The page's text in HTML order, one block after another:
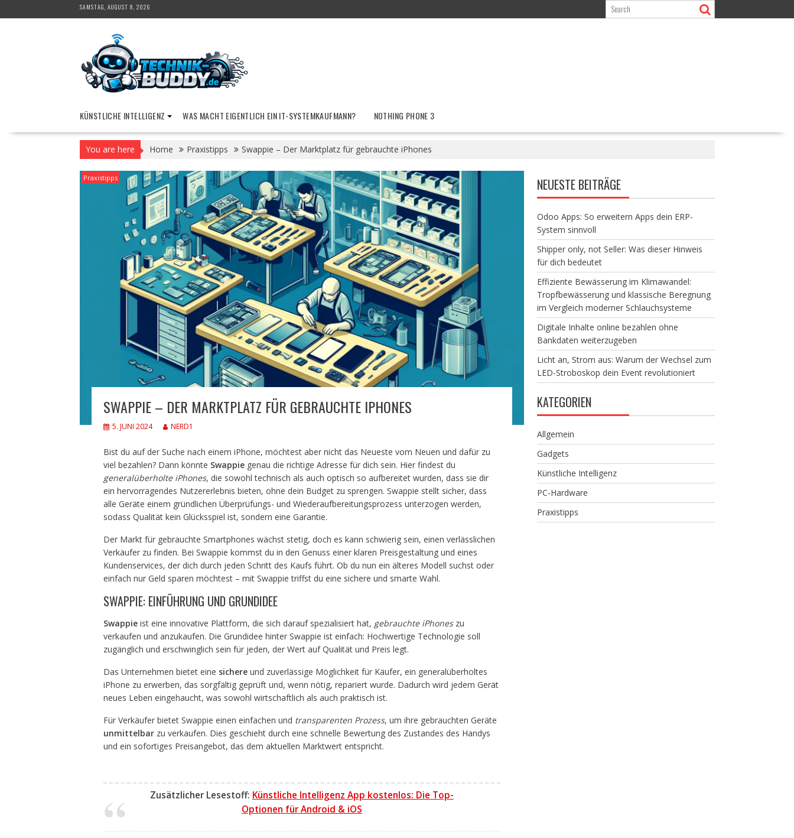
to
SAMSTAG, AUGUST 8, 2026
KÜNSTLICHE INTELLIGENZ WAS MACHT EIGENTLICH EIN IT-SYSTEMKAUFMANN? NOTHING PHONE 3
You are here Home Praxistipps Swappie – Der Marktplatz für gebrauchte iPhones
Praxistipps
SWAPPIE – DER MARKTPLATZ FÜR GEBRAUCHTE IPHONES
5. JUNI 2024 NERD1
Bist du auf der Suche nach einem iPhone, möchtest aber nicht das Neueste vom Neuen und dafür zu
viel bezahlen? Dann könnte Swappiegenau die richtige Adresse für dich sein. Hier findest du
generalüberholte iPhones, die sowohl technisch als auch optisch so aufbereitet wurden, dass sie dir
ein hervorragendes Nutzererlebnis bieten, ohne dein Budget zu sprengen. Swappie stellt sicher, dass
alle Geräte einem gründlichen Überprüfungs- und Wiederaufbereitungsprozess unterzogen werden,
sodass Qualität kein Glücksspiel ist, sondern eine Garantie.
Der Markt für gebrauchte Smartphones wächst stetig, doch es kann schwierig sein, einen verlässlichen
Verkäufer zu finden. Bei Swappie kommst du in den Genuss einer klaren Preisgestaltung und eines
Kundenservices, der dich durch jeden Schritt des Kaufs führt. Ob du nun ein älteres Modell suchst oder
einfach nur Geld sparen möchtest – mit Swappie triffst du eine sichere und smarte Wahl.
SWAPPIE: EINFÜHRUNG UND GRUNDIDEE
Swappieist eine innovative Plattform, die sich darauf spezialisiert hat, gebrauchte iPhoneszu
verkaufen und anzukaufen. Die Grundidee hinter Swappie ist einfach: Hochwertige Technologie soll
zugänglich und erschwinglich sein für jeden, der Wert auf Qualität und Preis legt.
Das Unternehmen bietet eine sichereund zuverlässige Möglichkeit für Käufer, ein generalüberholtes
iPhone zu erwerben, das sorgfältig geprüft und, wenn nötig, repariert wurde. Dadurch wird jedem Gerät
neues Leben eingehaucht, was sowohl wirtschaftlich als auch praktisch ist.
Für Verkäufer bietet Swappie einen einfachen und transparenten Prozess, um ihre gebrauchten Geräte
unmittelbarzu verkaufen. Dies geschieht durch eine schnelle Bewertung des Zustandes des Handys
und ein sofortiges Preisangebot, das dem aktuellen Marktwert entspricht.
Zusätzlicher Lesestoff: Künstliche Intelligenz App kostenlos: Die Top-
Optionen für Android & iOS
NEUESTE BEITRÄGE
Odoo Apps: So erweitern Apps dein ERP-
System sinnvoll
Shipper only, not Seller: Was dieser Hinweis
für dich bedeutet
Effiziente Bewässerung im Klimawandel:
Tropfbewässerung und klassische Beregnung
im Vergleich moderner Schlauchsysteme
Digitale Inhalte online bezahlen ohne
Bankdaten weiterzugeben
Licht an, Strom aus: Warum der Wechsel zum
LED-Stroboskop dein Event revolutioniert
KATEGORIEN
Allgemein
Gadgets
Künstliche Intelligenz
PC-Hardware
Praxistipps